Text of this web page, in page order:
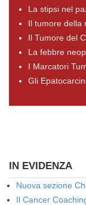
La stipsi nel
Il tumore della
Il Tumore del
La febbre
I Marcatori
Gli
IN EVIDENZA
Nuova sezione
Il Cancer